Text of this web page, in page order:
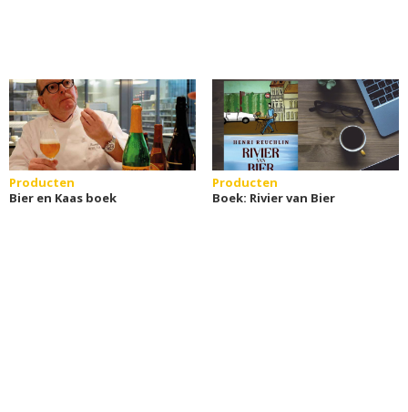
Producten
Bier en Kaas boek
Producten
Boek: Rivier van Bier